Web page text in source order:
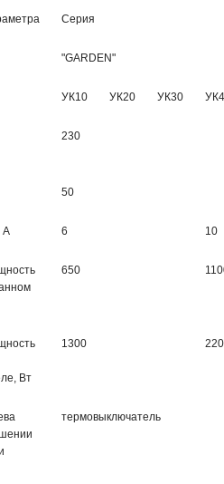
Серия
"GARDEN"
УК10 УК20 УК30
230
50
А 6 10
650
Вт
1300
термовыключатель